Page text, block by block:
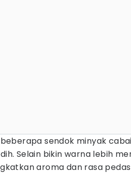
sendok minyak
Selain bikin warna lebih
aroma dan rasa